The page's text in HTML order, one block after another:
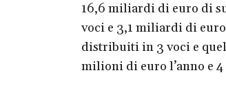
16,6 miliardi di euro di
voci e 3,1 miliardi di
distribuiti in 3 voci e
milioni di euro l’anno e